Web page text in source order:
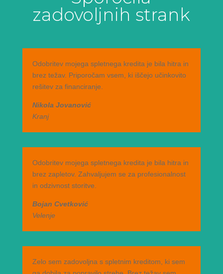
zadovoljnih strank
Odobritev mojega spletnega kredita je bila hitra in
brez težav. Priporočam vsem, ki iščejo učinkovito
rešitev za financiranje.
Nikola Jovanović
Kranj
Odobritev mojega spletnega kredita je bila hitra in
brez zapletov. Zahvaljujem se za profesionalnost
in odzivnost storitve.
Bojan Cvetković
Velenje
Zelo sem zadovoljna s spletnim kreditom, ki sem